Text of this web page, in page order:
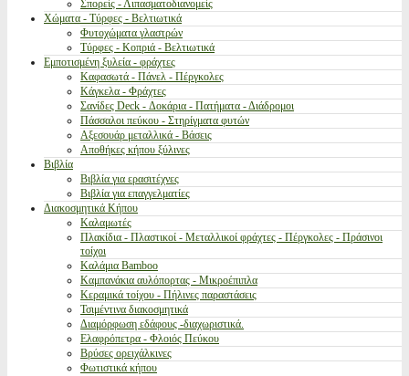
Σπορείς - Λιπασματοδιανομείς
Χώματα - Τύρφες - Βελτιωτικά
Φυτοχώματα γλαστρών
Τύρφες - Κοπριά - Βελτιωτικά
Εμποτισμένη ξυλεία - φράχτες
Καφασωτά - Πάνελ - Πέργκολες
Κάγκελα - Φράχτες
Σανίδες Deck - Δοκάρια - Πατήματα - Διάδρομοι
Πάσσαλοι πεύκου - Στηρίγματα φυτών
Αξεσουάρ μεταλλικά - Βάσεις
Αποθήκες κήπου ξύλινες
Βιβλία
Βιβλία για ερασιτέχνες
Βιβλία για επαγγελματίες
Διακοσμητικά Κήπου
Καλαμωτές
Πλακίδια - Πλαστικοί - Μεταλλικοί φράχτες - Πέργκολες - Πράσινοι
τοίχοι
Καλάμια Bamboo
Καμπανάκια αυλόπορτας - Μικροέπιπλα
Κεραμικά τοίχου - Πήλινες παραστάσεις
Τσιμέντινα διακοσμητικά
Διαμόρφωση εδάφους -διαχωριστικά.
Ελαφρόπετρα - Φλοιός Πεύκου
Βρύσες ορειχάλκινες
Φωτιστικά κήπου